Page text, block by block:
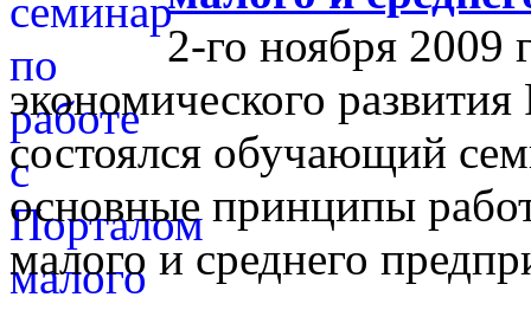
2-го ноября 2009
экономического
состоялся обучающий
основные принципы
малого и среднего